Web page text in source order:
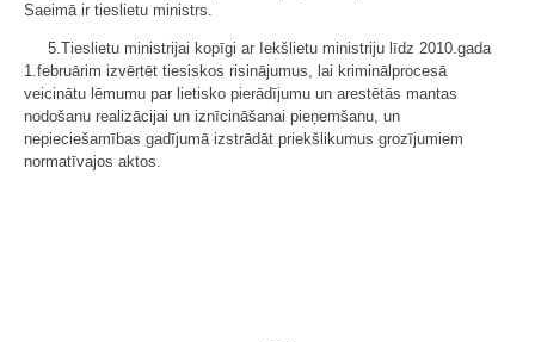
Saeimā ir tieslietu ministrs.
5.Tieslietu ministrijai kopīgi ar Iekšlietu ministriju līdz 2010.gada
1.februārim izvērtēt tiesiskos risinājumus, lai kriminālprocesā
veicinātu lēmumu par lietisko pierādījumu un arestētās mantas
nodošanu realizācijai un iznīcināšanai pieņemšanu, un
nepieciešamības gadījumā izstrādāt priekšlikumus grozījumiem
normatīvajos aktos.